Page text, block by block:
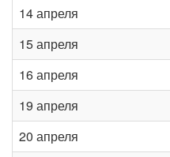
14 апреля
15 апреля
16 апреля
19 апреля
20 апреля